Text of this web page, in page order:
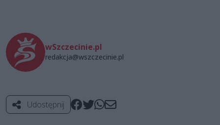
wSzczecinie.pl
redakcja@wszczecinie.pl
Udostępnij